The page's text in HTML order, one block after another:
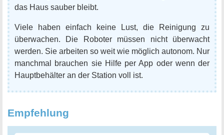
das Haus sauber bleibt.
Viele haben einfach keine Lust, die Reinigung zu
überwachen. Die Roboter müssen nicht überwacht
werden. Sie arbeiten so weit wie möglich autonom. Nur
manchmal brauchen sie Hilfe per App oder wenn der
Hauptbehälter an der Station voll ist.
Empfehlung